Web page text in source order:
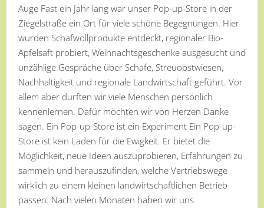
Auge Fast ein Jahr lang war unser Pop-up-Store in der
Ziegelstraße ein Ort für viele schöne Begegnungen. Hier
wurden Schafwollprodukte entdeckt, regionaler Bio-
Apfelsaft probiert, Weihnachtsgeschenke ausgesucht und
unzählige Gespräche über Schafe, Streuobstwiesen,
Nachhaltigkeit und regionale Landwirtschaft geführt. Vor
allem aber durften wir viele Menschen persönlich
kennenlernen. Dafür möchten wir von Herzen Danke
sagen. Ein Pop-up-Store ist ein Experiment Ein Pop-up-
Store ist kein Laden für die Ewigkeit. Er bietet die
Möglichkeit, neue Ideen auszuprobieren, Erfahrungen zu
sammeln und herauszufinden, welche Vertriebswege
wirklich zu einem kleinen landwirtschaftlichen Betrieb
passen. Nach vielen Monaten haben wir uns